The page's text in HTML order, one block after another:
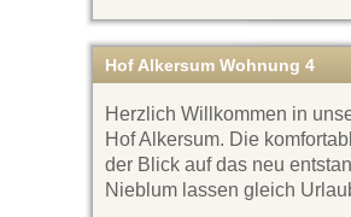
Hof Alkersum Wohnung 4
Herzlich Willkommen in
Hof Alkersum. Die
der Blick auf das neu
Nieblum lassen gleich